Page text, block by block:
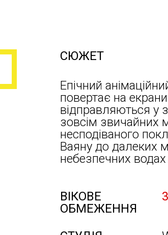
СЮЖЕТ
Епічний
повертає на
відправляються
зовсім звичайних
несподіваного
Ваяну до далеких
небезпечних
ВІКОВЕ
ОБМЕЖЕННЯ